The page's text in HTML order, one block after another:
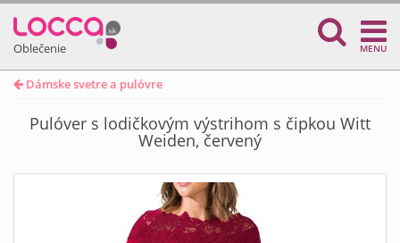
Oblečenie MENU
Dámske svetre a pulóvre
Pulóver s lodičkovým výstrihom s čipkou Witt
Weiden, červený